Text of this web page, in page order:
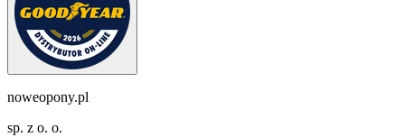
noweopony.pl
sp. z o. o.